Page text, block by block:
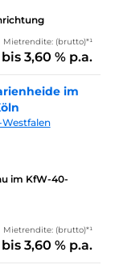
Mietrendite: (brutto)*¹
bis 3,60 % p.a.
im
im KfW-40-
Mietrendite: (brutto)*¹
bis 3,60 % p.a.